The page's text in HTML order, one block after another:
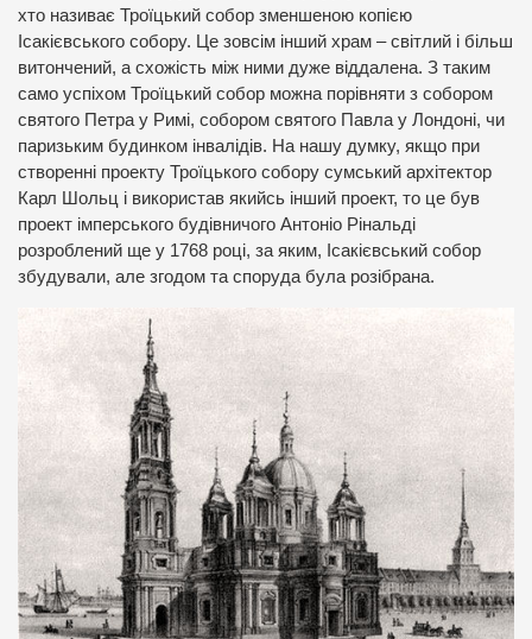
хто називає Троїцький собор зменшеною копією
Ісакієвського собору. Це зовсім інший храм – світлий і більш
витончений, а схожість між ними дуже віддалена. З таким
само успіхом Троїцький собор можна порівняти з собором
святого Петра у Римі, собором святого Павла у Лондоні, чи
паризьким будинком інвалідів. На нашу думку, якщо при
створенні проекту Троїцького собору сумський архітектор
Карл Шольц і використав якийсь інший проект, то це був
проект імперського будівничого Антоніо Рінальді
розроблений ще у 1768 році, за яким, Ісакієвський собор
збудували, але згодом та споруда була розібрана.